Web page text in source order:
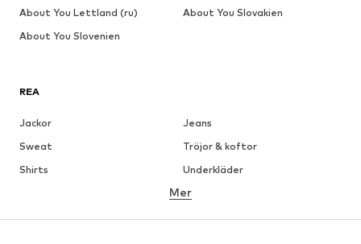
REA
Jackor
Jeans
Sweat
Tröjor & koftor
Shirts
Underkläder
Skjortor
Mer
About You Lettland (ru)
About You Slovakien
About You Slovenien